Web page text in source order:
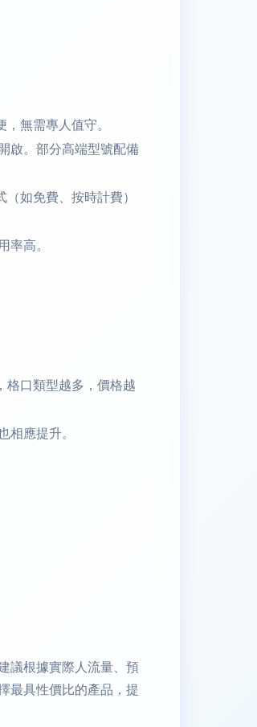
無需專人值守。
啟。部分高端型號配備
如免費、按時計費）
高。
格口類型越多，價格越
應提升。
議根據實際人流量、預
最具性價比的產品，提